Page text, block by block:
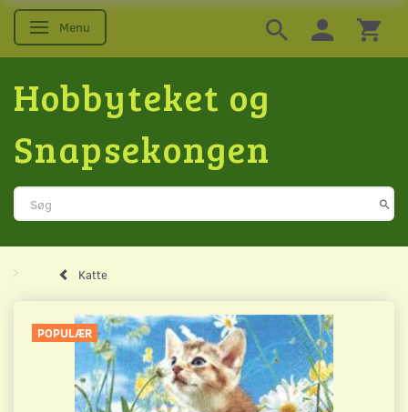
Skifte navigation
Menu
Hobbyteket og
Snapsekongen
Katte
POPULÆR